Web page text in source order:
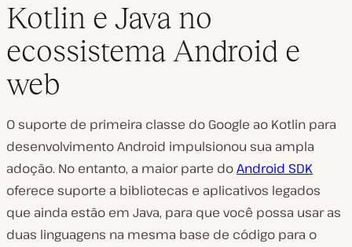
Kotlin e Java no
ecossistema Android e
web
O suporte de primeira classe do Google ao Kotlin para
desenvolvimento Android impulsionou sua ampla
adoção. No entanto, a maior parte doAndroid SDK
oferece suporte a bibliotecas e aplicativos legados
que ainda estão em Java, para que você possa usar as
duas linguagens na mesma base de código para o